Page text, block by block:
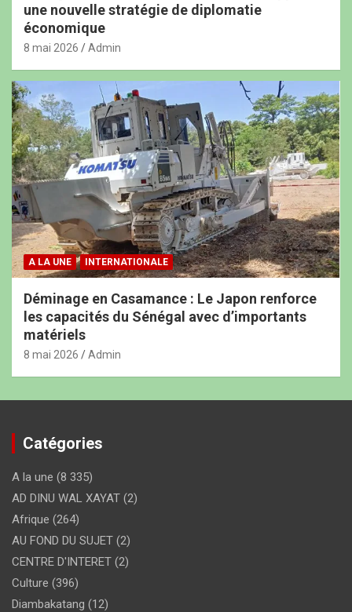
une nouvelle stratégie de diplomatie
économique
8 mai 2026 Admin
A LA UNE INTERNATIONALE
Déminage en Casamance : Le Japon renforce
les capacités du Sénégal avec d’importants
matériels
8 mai 2026 Admin
Catégories
A la une (8 335)
AD DINU WAL XAYAT (2)
Afrique (264)
AU FOND DU SUJET (2)
CENTRE D'INTERET (2)
Culture (396)
Diambakatang (12)